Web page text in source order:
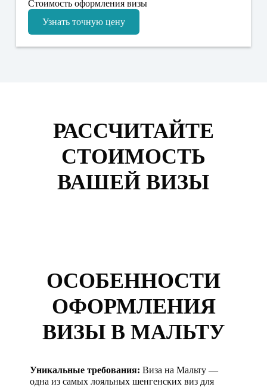
Стоимость оформления визы
Узнать точную цену
РАССЧИТАЙТЕ
СТОИМОСТЬ
ВАШЕЙ ВИЗЫ
ОСОБЕННОСТИ
ОФОРМЛЕНИЯ
ВИЗЫ В МАЛЬТУ
Уникальные требования: Виза на Мальту —
одна из самых лояльных шенгенских виз для